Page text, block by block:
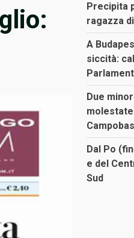
Precipita
ragazza
A
siccità:
Due
Dal Po
e del
Sud